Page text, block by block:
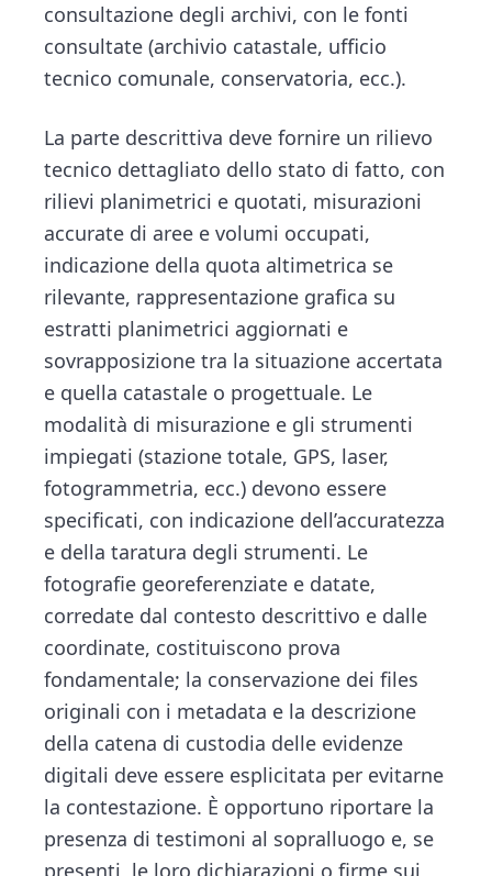
consultazione degli archivi, con le fonti
consultate (archivio catastale, ufficio
tecnico comunale, conservatoria, ecc.).
La parte descrittiva deve fornire un rilievo
tecnico dettagliato dello stato di fatto, con
rilievi planimetrici e quotati, misurazioni
accurate di aree e volumi occupati,
indicazione della quota altimetrica se
rilevante, rappresentazione grafica su
estratti planimetrici aggiornati e
sovrapposizione tra la situazione accertata
e quella catastale o progettuale. Le
modalità di misurazione e gli strumenti
impiegati (stazione totale, GPS, laser,
fotogrammetria, ecc.) devono essere
specificati, con indicazione dell’accuratezza
e della taratura degli strumenti. Le
fotografie georeferenziate e datate,
corredate dal contesto descrittivo e dalle
coordinate, costituiscono prova
fondamentale; la conservazione dei files
originali con i metadata e la descrizione
della catena di custodia delle evidenze
digitali deve essere esplicitata per evitarne
la contestazione. È opportuno riportare la
presenza di testimoni al sopralluogo e, se
presenti, le loro dichiarazioni o firme sui